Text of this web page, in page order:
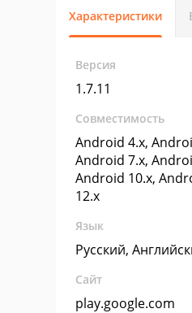
Характеристики
Версия
1.7.11
Совместимость
Android 4.x,
Android 7.x,
Android 10.x,
12.x
Язык
Русский,
Сайт
play.google.com